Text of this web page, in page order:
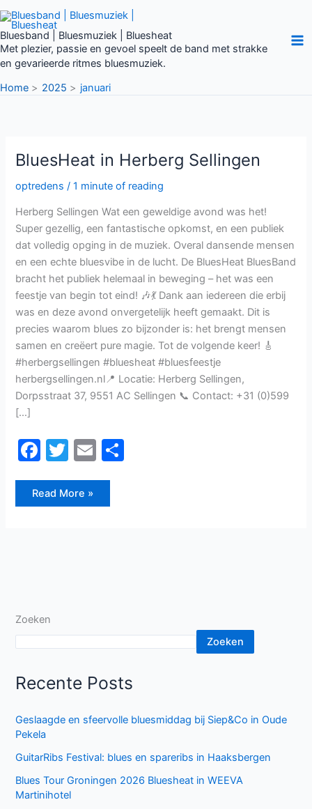
Ga
naar
de
inhoud
Bluesband | Bluesmuziek | Bluesheat
Met plezier, passie en gevoel speelt de band met strakke
en gevarieerde ritmes bluesmuziek.
Home
2025 januari
BluesHeat in Herberg Sellingen
optredens /1 minute of reading
Herberg Sellingen Wat een geweldige avond was het!
Super gezellig, een fantastische opkomst, en een publiek
dat volledig opging in de muziek. Overal dansende mensen
en een echte bluesvibe in de lucht. De BluesHeat BluesBand
bracht het publiek helemaal in beweging – het was een
feestje van begin tot eind! 🎶💃 Dank aan iedereen die erbij
was en deze avond onvergetelijk heeft gemaakt. Dit is
precies waarom blues zo bijzonder is: het brengt mensen
samen en creëert pure magie. Tot de volgende keer! 🎸
#herbergsellingen #bluesheat #bluesfeestje
herbergsellingen.nl📍 Locatie: Herberg Sellingen,
Dorpsstraat 37, 9551 AC Sellingen 📞 Contact: +31 (0)599
[…]
F
c
T
itt
E
BluesHeat
in
Sellingen
Read More »
Zoeken
Zoeken
Recente Posts
Geslaagde en sfeervolle bluesmiddag bij Siep&Co in Oude
Pekela
GuitarRibs Festival: blues en spareribs in Haaksbergen
Blues Tour Groningen 2026 Bluesheat in WEEVA
Martinihotel